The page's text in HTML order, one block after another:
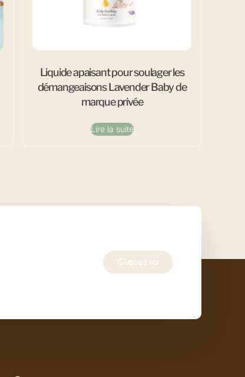
Liquide apaisant pour soulager les
démangeaisons Lavender Baby de
marque privée
Lire la suite
Cliquez ici